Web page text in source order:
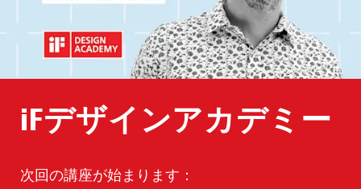
iFデザインアカデミー
次回の講座が始まります：